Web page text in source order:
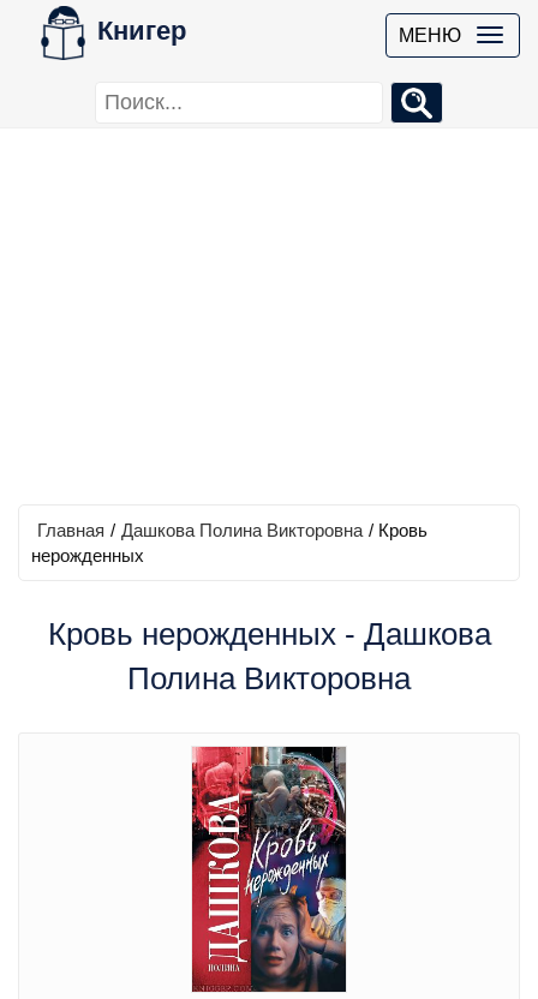
Книгер МЕНЮ
Главная / Дашкова Полина Викторовна / Кровь
нерожденных
Кровь нерожденных - Дашкова
Полина Викторовна